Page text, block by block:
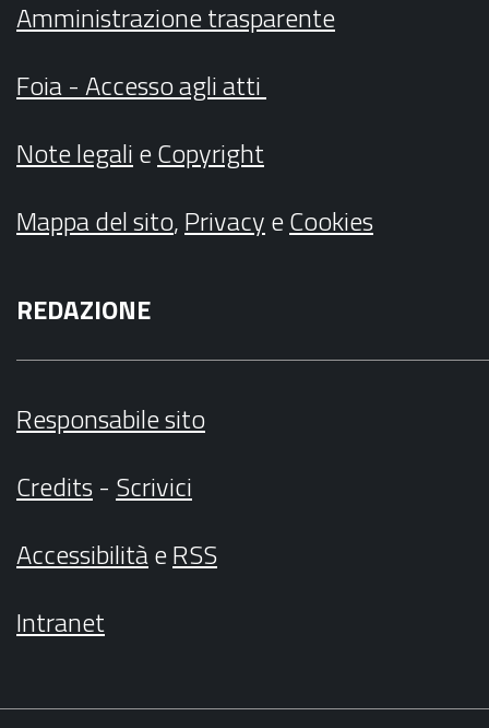
Amministrazione trasparente
Foia - Accesso agli atti
Note legalieCopyright
Mappa del sito,PrivacyeCookies
REDAZIONE
Responsabile sito
Credits- Scrivici
AccessibilitàeRSS
Intranet